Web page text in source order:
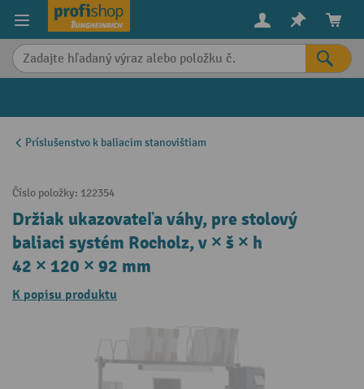
content
Príslušenstvo k baliacim stanovištiam
Číslo položky: 122354
Držiak ukazovateľa váhy, pre stolový
baliaci systém Rocholz, v × š × h
42 × 120 × 92 mm
K popisu produktu